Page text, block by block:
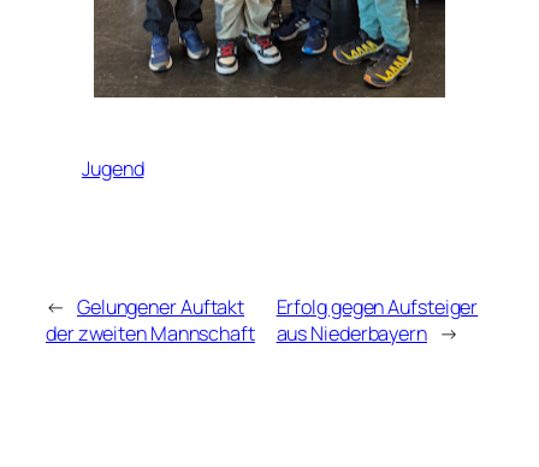
Jugend
← Gelungener Auftakt
der zweiten Mannschaft
Erfolg gegen Aufsteiger
aus Niederbayern →